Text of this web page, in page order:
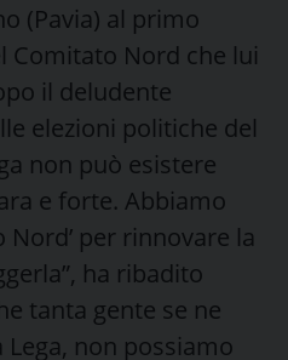
(Pavia) al primo
Comitato Nord che lui
il deludente
elezioni politiche del
non può esistere
e forte. Abbiamo
Nord’ per rinnovare la
ha ribadito
tanta gente se ne
non possiamo